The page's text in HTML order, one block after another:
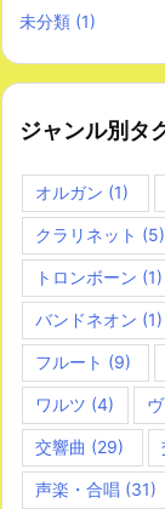
未分類 (1)
ジャンル別タ
オルガン (1)
クラリネット (5)
トロンボーン (1)
バンドネオン (1)
フルート (9)
ワルツ (4)
交響曲 (29)
声楽・合唱 (31)